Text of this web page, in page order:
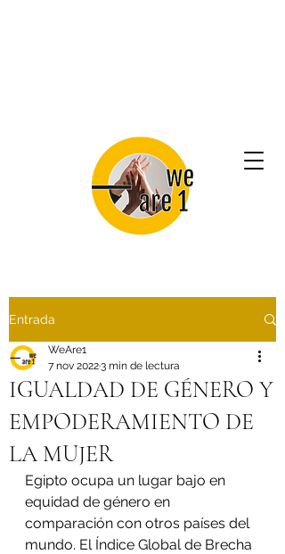
Entrada
IGUALDAD DE GÉNERO Y
EMPODERAMIENTO DE
LA MUJER
WeAre1
7 nov 20223 min de lectura
Egipto ocupa un lugar bajo en
equidad de género en
comparación con otros países del
mundo. El Índice Global de Brecha